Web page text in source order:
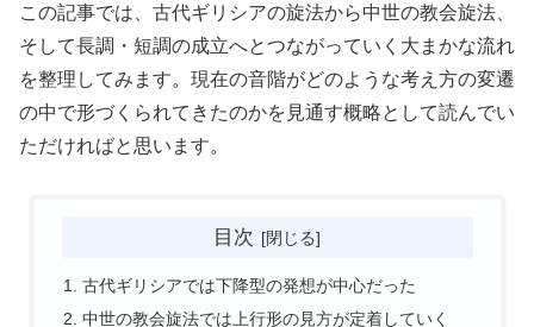
この記事では、古代ギリシアの旋法から中世の教会旋法、
そして長調・短調の成立へとつながっていく大まかな流れ
を整理してみます。現在の音階がどのような考え方の変遷
の中で形づくられてきたのかを見通す概略として読んでい
ただければと思います。
目次
古代ギリシアでは下降型の発想が中心だった
中世の教会旋法では上行形の見方が定着していく